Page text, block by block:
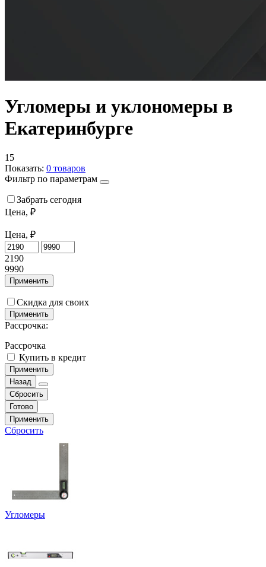
Угломеры и уклономеры в
Екатеринбурге
15
Показать: 0 товаров
Фильтр по параметрам
Забрать сегодня
Цена, ₽
Цена, ₽
2190
9990
Применить
Скидка для своих
Применить
Рассрочка:
Рассрочка
Купить в кредит
Применить
Назад
Сбросить
Готово
Применить
Сбросить
Угломеры